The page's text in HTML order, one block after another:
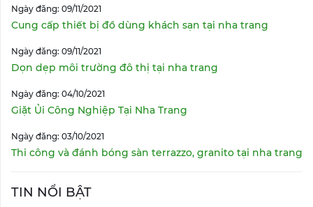
Ngày đăng: 09/11/2021
Cung cấp thiết bị đồ dùng khách sạn tại nha trang
Ngày đăng: 09/11/2021
Dọn dẹp môi trường đô thị tại nha trang
Ngày đăng: 04/10/2021
Giặt Ủi Công Nghiệp Tại Nha Trang
Ngày đăng: 03/10/2021
Thi công và đánh bóng sàn terrazzo, granito tại nha trang
TIN NỔI BẬT